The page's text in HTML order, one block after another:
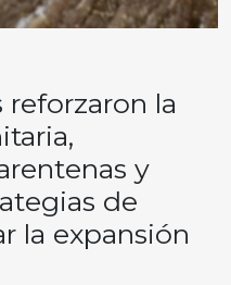
la
y
de
la expansión